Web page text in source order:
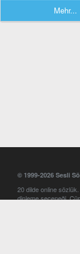
Mehr...
© 1999-2026 Sesli
20 dilde online
dinleme seçeneği.